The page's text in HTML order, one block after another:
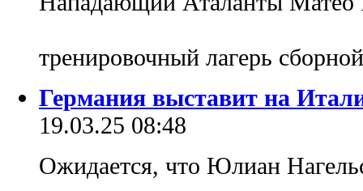
тренировочный лагерь
Германия выставит на
19.03.25 08:48
Ожидается, что Юлиан